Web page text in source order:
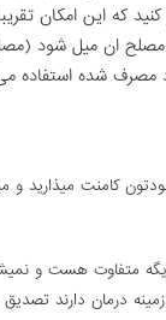
که این امکان
مصلح ان میل شود
مصرف شده استفاده
کامنت میذارید
هست و نمیشه
درمان دارند